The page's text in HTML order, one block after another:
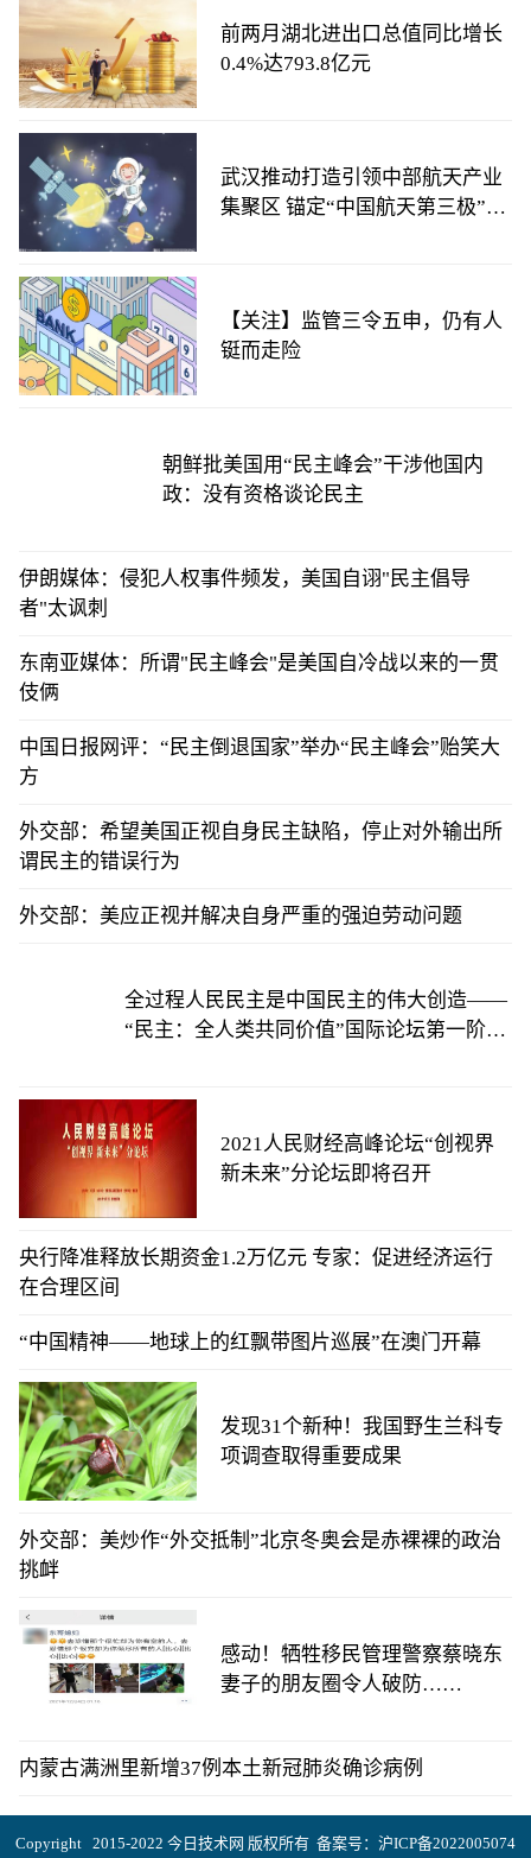
前两月湖北进出口总值同比增长
0.4%达793.8亿元
武汉推动打造引领中部航天产业
集聚区 锚定“中国航天第三极”目
【关注】监管三令五申，仍有人
铤而走险
朝鲜批美国用“民主峰会”干涉他国内
政：没有资格谈论民主
伊朗媒体：侵犯人权事件频发，美国自诩"民主倡导
者"太讽刺
东南亚媒体：所谓"民主峰会"是美国自冷战以来的一贯
伎俩
中国日报网评：“民主倒退国家”举办“民主峰会”贻笑大
方
外交部：希望美国正视自身民主缺陷，停止对外输出所
谓民主的错误行为
外交部：美应正视并解决自身严重的强迫劳动问题
全过程人民民主是中国民主的伟大创造——
“民主：全人类共同价值”国际论坛第一阶段
2021人民财经高峰论坛“创视界
新未来”分论坛即将召开
央行降准释放长期资金1.2万亿元 专家：促进经济运行
在合理区间
“中国精神——地球上的红飘带图片巡展”在澳门开幕
发现31个新种！我国野生兰科专
项调查取得重要成果
外交部：美炒作“外交抵制”北京冬奥会是赤裸裸的政治
挑衅
感动！牺牲移民管理警察蔡晓东
妻子的朋友圈令人破防……
内蒙古满洲里新增37例本土新冠肺炎确诊病例
Copyright 2015-2022 今日技术网 版权所有 备案号： 沪ICP备2022005074